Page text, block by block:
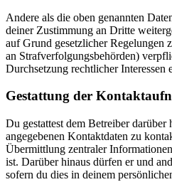
Andere als die oben genannten
deiner Zustimmung an Dritte
auf Grund gesetzlicher Regelungen
an Strafverfolgungsbehörden)
Durchsetzung rechtlicher Interessen
Gestattung der
Du gestattest dem Betreiber
angegebenen Kontaktdaten zu
Übermittlung zentraler
ist. Darüber hinaus dürfen er und
sofern du dies in deinem